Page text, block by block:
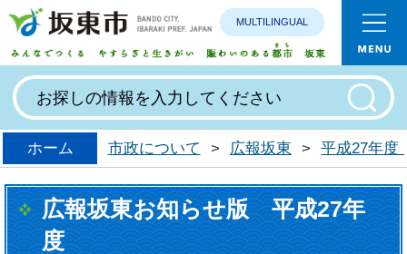
みんなで
MULTILINGUAL
ホーム 市政について > 広報坂東 > 平成27年度
広報坂東お知らせ版 平成27年
度